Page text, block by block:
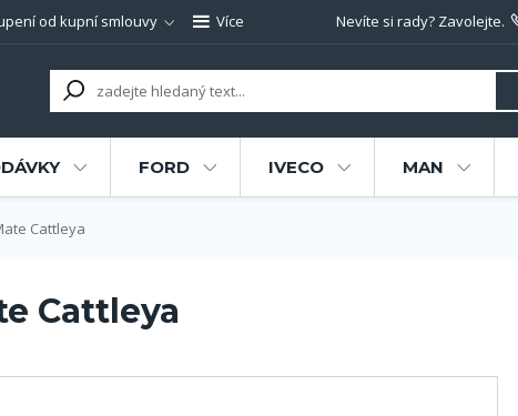
od kupní smlouvy Více Nevíte si rady? Zavolejte.
FORD IVECO MAN
Cattleya
Cattleya